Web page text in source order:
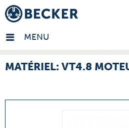
MENU
- FR
MATÉRIEL: VT4.8